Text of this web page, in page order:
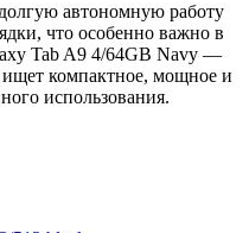
автономную работу
что особенно важно в
Tab A9 4/64GB Navy —
компактное, мощное и
использования.